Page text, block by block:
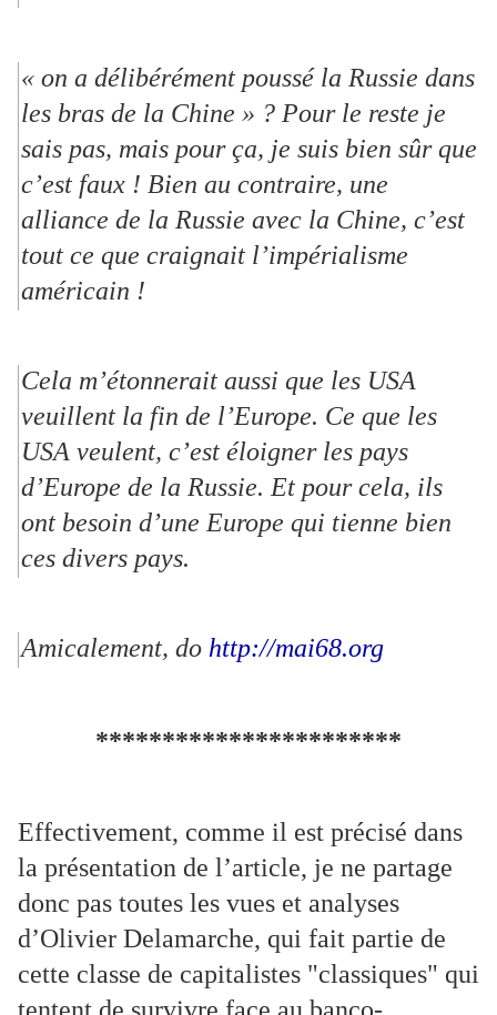
« on a délibérément poussé la Russie dans
les bras de la Chine » ? Pour le reste je
sais pas, mais pour ça, je suis bien sûr que
c’est faux ! Bien au contraire, une
alliance de la Russie avec la Chine, c’est
tout ce que craignait l’impérialisme
américain !
Cela m’étonnerait aussi que les USA
veuillent la fin de l’Europe. Ce que les
USA veulent, c’est éloigner les pays
d’Europe de la Russie. Et pour cela, ils
ont besoin d’une Europe qui tienne bien
ces divers pays.
Amicalement, do http://mai68.org
***********************
Effectivement, comme il est précisé dans
la présentation de l’article, je ne partage
donc pas toutes les vues et analyses
d’Olivier Delamarche, qui fait partie de
cette classe de capitalistes "classiques" qui
tentent de survivre face au banco-